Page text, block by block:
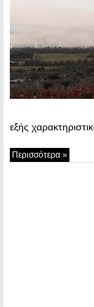
εξής
Περισσότερα »